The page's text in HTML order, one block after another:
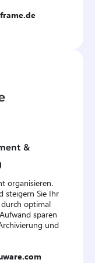
&
organisieren.
steigern Sie Ihr
durch optimal
sparen
und